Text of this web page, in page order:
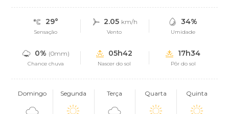
29°
Sensação
2.05 km/h
Vento
34%
Umidade
0% (0mm)
Chance chuva
05h42
Nascer do sol
17h34
Pôr do sol
Domingo Segunda Terça Quarta Quinta